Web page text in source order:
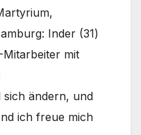
Inder (31)
Mitarbeiter mit
sich ändern, und
ich freue mich